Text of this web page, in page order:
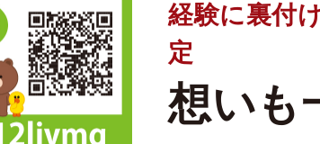
経験に裏付
定
想いも